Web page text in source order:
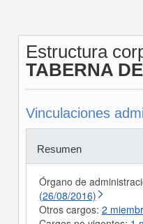
Estructura
TABERNA
Vinculaciones
Resumen
Órgano de
(26/08/2016)
Otros cargos: 2